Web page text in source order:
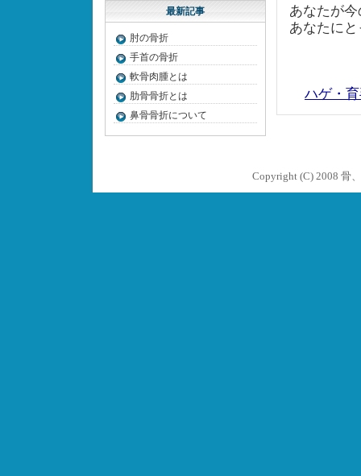
あなたが
あなたに
ハゲ・
最新記事
肘の骨折
手首の骨折
軟骨肉腫とは
肋骨骨折とは
鼻骨骨折について
Copyright (C) 2008 骨